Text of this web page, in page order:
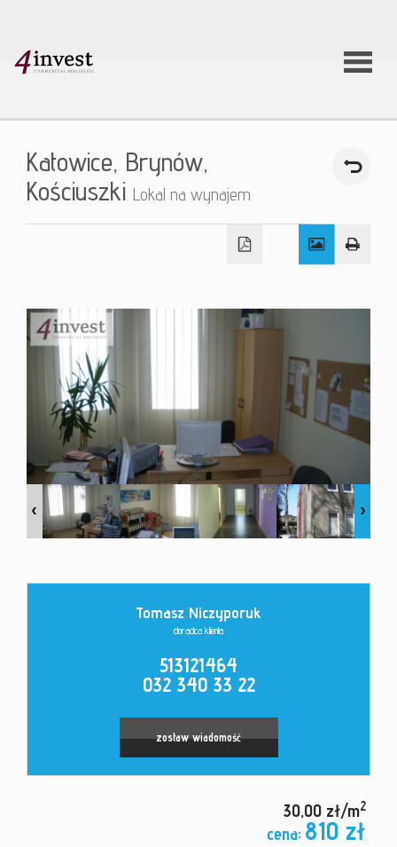
O firmie
Oferty
Kontakt
Katowice, Brynów,
Kościuszki Lokal na wynajem
Tomasz Niczyporuk
doradca klienta
513121464
032 340 33 22
zostaw wiadomość
30,00 zł/m2
cena: 810 zł